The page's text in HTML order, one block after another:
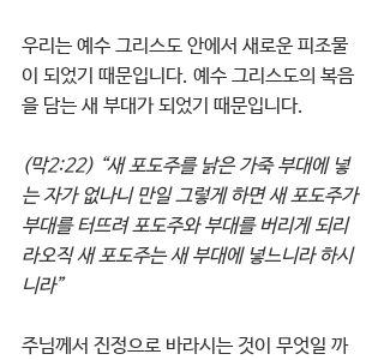
우리는 예수 그리스도 안에서 새로운 피조물
이 되었기 때문입니다. 예수 그리스도의 복음
을 담는 새 부대가 되었기 때문입니다.
(막2:22) “새 포도주를 낡은 가죽 부대에 넣
는 자가 없나니 만일 그렇게 하면 새 포도주가
부대를 터뜨려 포도주와 부대를 버리게 되리
라오직 새 포도주는 새 부대에 넣느니라 하시
니라”
주님께서 진정으로 바라시는 것이 무엇일 까